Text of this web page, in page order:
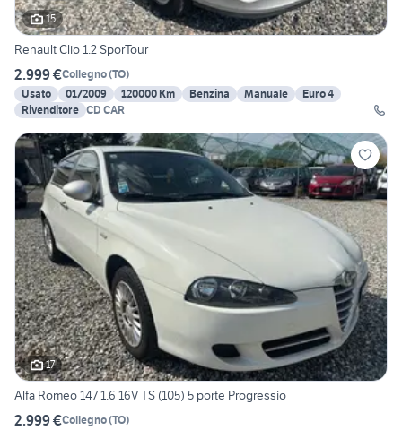
15
Renault Clio 1.2 SporTour
2.999 €Collegno(TO)
Usato
01/2009 120000 Km Benzina Manuale
Euro 4
Rivenditore CD CAR
17
Alfa Romeo 147 1.6 16V TS (105) 5 porte Progressio
2.999 €Collegno(TO)